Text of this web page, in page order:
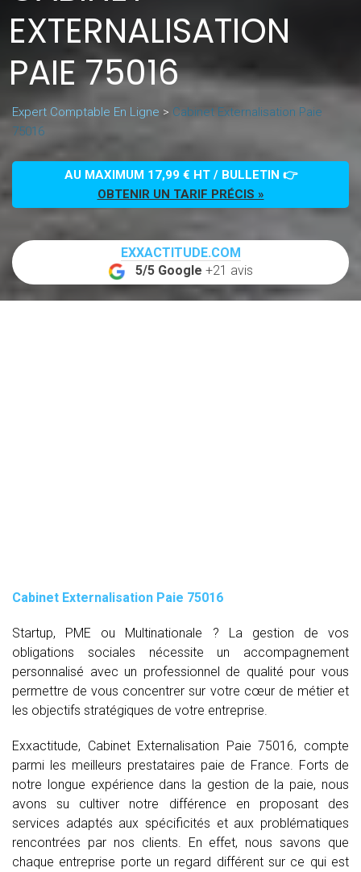
EXTERNALISATION
PAIE 75016
Expert Comptable En Ligne > Cabinet Externalisation Paie
75016
AU MAXIMUM 17,99 € HT / BULLETIN 👉
OBTENIR UN TARIF PRÉCIS »
EXXACTITUDE.COM
5/5 Google +21 avis
Cabinet Externalisation Paie 75016
Startup, PME ou Multinationale ? La gestion de vos
obligations sociales nécessite un accompagnement
personnalisé avec un professionnel de qualité pour vous
permettre de vous concentrer sur votre cœur de métier et
les objectifs stratégiques de votre entreprise.
Exxactitude, Cabinet Externalisation Paie 75016, compte
parmi les meilleurs prestataires paie de France. Forts de
notre longue expérience dans la gestion de la paie, nous
avons su cultiver notre différence en proposant des
services adaptés aux spécificités et aux problématiques
rencontrées par nos clients. En effet, nous savons que
chaque entreprise porte un regard différent sur ce qui est